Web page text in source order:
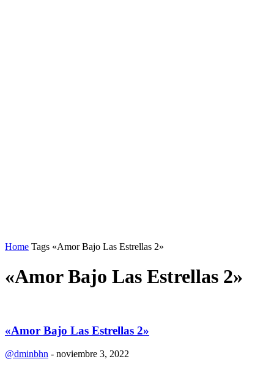
Home Tags «Amor Bajo Las Estrellas 2»
«Amor Bajo Las Estrellas 2»
«Amor Bajo Las Estrellas 2»
@dminbhn - noviembre 3, 2022